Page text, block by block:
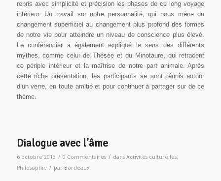
repris avec simplicité et précision les phases de ce long voyage
intérieur. Un travail sur notre personnalité, qui nous mène du
changement superficiel au changement plus profond des formes
de notre vie pour atteindre un niveau de conscience plus élevé.
Le conférencier a également expliqué le sens des différents
mythes, comme celui de Thésée et du Minotaure, qui retracent
ce périple intérieur et la maîtrise de notre part animale. Après
cette riche présentation, les participants se sont réunis autour
d’un verre, en toute amitié et pour continuer à partager sur de ce
thème.
Dialogue avec l’âme
6 octobre 2013 / 0 Commentaires / dans Activités culturelles,
Philosophie / par Bordeaux